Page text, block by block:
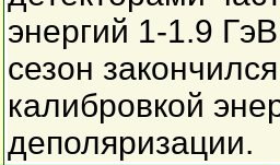
энергий 1-1.9
сезон
калибровкой
деполяризации.